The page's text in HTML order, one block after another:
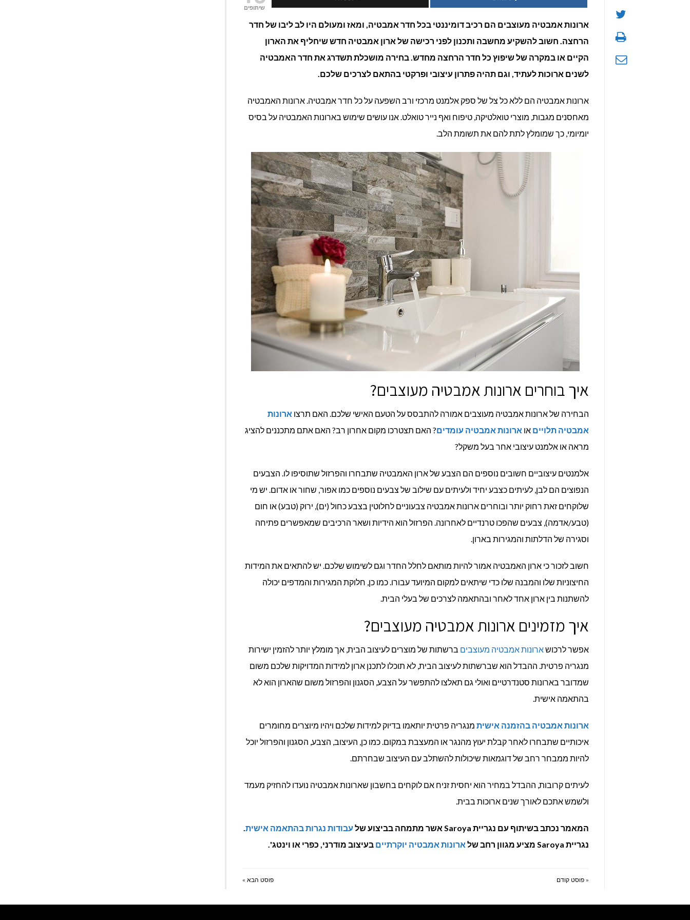
אמבטיה
שיתופים
ארונות אמבטיה מעוצבים הם רכיב דומיננטי בכל חדר אמבטיה, ומאז ומעולם היו לב ליבו של חדר
הרחצה. חשוב להשקיע מחשבה ותכנון לפני רכישה של ארון אמבטיה חדש שיחליף את הארון
הקיים או במקרה של שיפוץ כל חדר הרחצה מחדש. בחירה מושכלת תשדרג את חדר האמבטיה
לשנים ארוכות לעתיד, וגם תהיה פתרון עיצובי ופרקטי בהתאם לצרכים שלכם.
ארונות אמבטיה הם ללא כל צל של ספק אלמנט מרכזי ורב השפעה על כל חדר אמבטיה. ארונות האמבטיה
מאחסנים מגבות, מוצרי טואלטיקה, טיפוח ואף נייר טואלט. אנו עושים שימוש בארונות האמבטיה על בסיס
יומיומי, כך שמומלץ לתת להם את תשומת הלב.
איך בוחרים ארונות אמבטיה מעוצבים?
הבחירה של ארונות אמבטיה מעוצבים אמורה להתבסס על הטעם האישי שלכם. האם תרצו ארונות
אמבטיה תלויים או ארונות אמבטיה עומדים? האם תצטרכו מקום אחרון רב? האם אתם מתכננים להציג
מראה או אלמנט עיצובי אחר בעל משקל?
אלמנטים עיצוביים חשובים נוספים הם הצבע של ארון האמבטיה שתבחרו והפרזול שתוסיפו לו. הצבעים
הנפוצים הם לבן, לעיתים כצבע יחיד ולעיתים עם שילוב של צבעים נוספים כמו אפור, שחור או אדום. יש מי
שלוקחים זאת רחוק יותר ובוחרים ארונות אמבטיה צבעוניים לחלוטין בצבע כחול (ים), ירוק (טבע) או חום
(טבע/אדמה), צבעים שהפכו טרנדיים לאחרונה. הפרזול הוא הידיות ושאר הרכיבים שמאפשרים פתיחה
וסגירה של הדלתות והמגירות בארון.
חשוב לזכור כי ארון האמבטיה אמור להיות מותאם לחלל החדר וגם לשימוש שלכם. יש להתאים את המידות
החיצוניות שלו והמבנה שלו כדי שיתאים למקום המיועד עבורו. כמו כן, חלוקת המגירות והמדפים יכולה
להשתנות בין ארון אחד לאחר ובהתאמה לצרכים של בעלי הבית.
איך מזמינים ארונות אמבטיה מעוצבים?
אפשר לרכושארונות אמבטיה מעוצבים ברשתות של מוצרים לעיצוב הבית, אך מומלץ יותר להזמין ישירות
מנגריה פרטית. ההבדל הוא שברשתות לעיצוב הבית, לא תוכלו לתכנן ארון למידות המדויקות שלכם משום
שמדובר בארונות סטנדרטיים ואולי גם תאלצו להתפשר על הצבע, הסגנון והפרזול משום שהארון הוא לא
בהתאמה אישית.
ארונות אמבטיה בהזמנה אישית מנגריה פרטית יותאמו בדיוק למידות שלכם ויהיו מיוצרים מחומרים
איכותיים שתבחרו לאחר קבלת יעוץ מהנגר או המעצבת במקום. כמו כן, העיצוב, הצבע, הסגנון והפרזול יוכל
להיות ממבחר רחב של דוגמאות שיכולות להשתלב עם העיצוב שבחרתם.
לעיתים קרובות, ההבדל במחיר הוא יחסית זניח אם לוקחים בחשבון שארונות אמבטיה נועדו להחזיק מעמד
ולשמש אתכם לאורך שנים ארוכות בבית.
המאמר נכתב בשיתוף עם נגריית Saroya אשר מתמחה בביצוע של עבודות נגרות בהתאמה אישית.
נגריית Saroya מציע מגוון רחב של
ארונות אמבטיה יוקרתיים בעיצוב מודרני, כפרי או וינטג'.
« פוסט קודם פוסט הבא »